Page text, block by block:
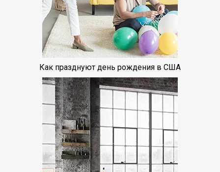
Как празднуют день рождения в США